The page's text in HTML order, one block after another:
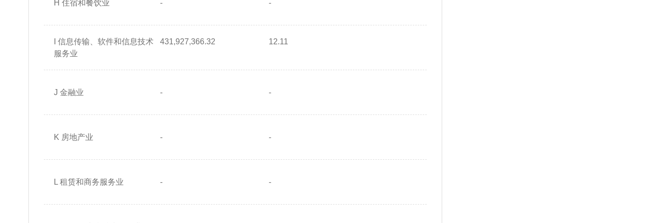
H 住宿和餐饮业 - -
I 信息传输、软件和信息技术
服务业
431,927,366.32 12.11
J 金融业 - -
K 房地产业 - -
L 租赁和商务服务业 - -